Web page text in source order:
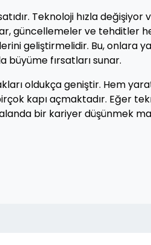
Teknoloji hızla değişiyor
güncellemeler ve tehditler
geliştirmelidir. Bu, onlara
büyüme fırsatları sunar.
oldukça geniştir. Hem
kapı açmaktadır. Eğer
bir kariyer düşünmek